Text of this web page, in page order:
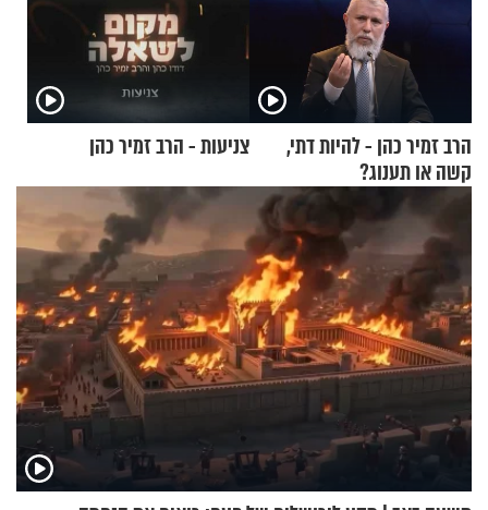
הרב זמיר כהן - להיות דתי,
קשה או תענוג?
צניעות - הרב זמיר כהן